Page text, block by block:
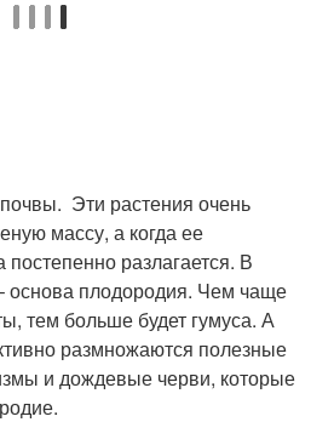
Эти растения очень
массу, а когда ее
разлагается. В
основа плодородия. Чем чаще
тем больше будет гумуса. А
размножаются полезные
и дождевые черви, которые